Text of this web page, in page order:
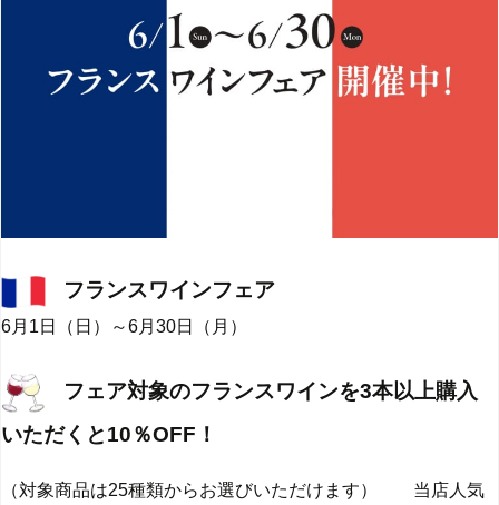
フランスワインフェア
6月1日（日）～6月30日（月）
フェア対象のフランスワインを3本以上購入
いただくと10％OFF！
（対象商品は25種類からお選びいただけます） 当店人気